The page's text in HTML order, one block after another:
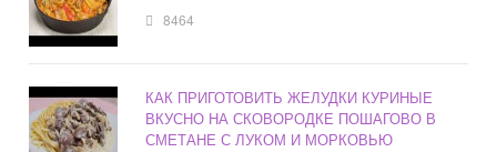
8464
КАК ПРИГОТОВИТЬ ЖЕЛУДКИ КУРИНЫЕ
ВКУСНО НА СКОВОРОДКЕ ПОШАГОВО В
СМЕТАНЕ С ЛУКОМ И МОРКОВЬЮ